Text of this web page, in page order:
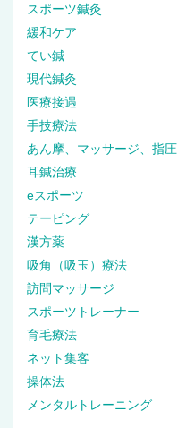
スポーツ鍼灸
緩和ケア
てい鍼
現代鍼灸
医療接遇
手技療法
あん摩、マッサージ、指圧
耳鍼治療
eスポーツ
テーピング
漢方薬
吸角（吸玉）療法
訪問マッサージ
スポーツトレーナー
育毛療法
ネット集客
操体法
メンタルトレーニング